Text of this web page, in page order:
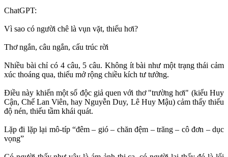
ChatGPT:
Vì sao có người chê là vụn vặt, thiếu hơi?
Thơ ngắn, câu ngắn, cấu trúc rời
Nhiều bài chỉ có 4 câu, 5 câu. Không ít bài như một trạng thái cảm
xúc thoáng qua, thiếu mở rộng chiều kích tư tưởng.
Điều này khiến một số độc giả quen với thơ "trường hơi" (kiểu Huy
Cận, Chế Lan Viên, hay Nguyễn Duy, Lê Huy Mậu) cảm thấy thiếu
độ nén, thiếu tầm khái quát.
Lặp đi lặp lại mô-típ “đêm – gió – chăn đệm – trăng – cô đơn – dục
vọng”